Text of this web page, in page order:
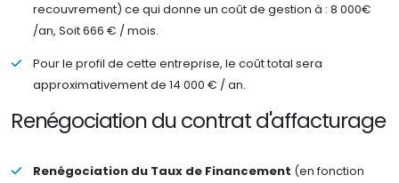
recouvrement) ce qui donne un coût de gestion à : 8 000€
/an, Soit 666 € / mois.
Pour le profil de cette entreprise, le coût total sera
approximativement de 14 000 € / an.
Renégociation du contrat d'affacturage
Renégociation du Taux de Financement (en fonction